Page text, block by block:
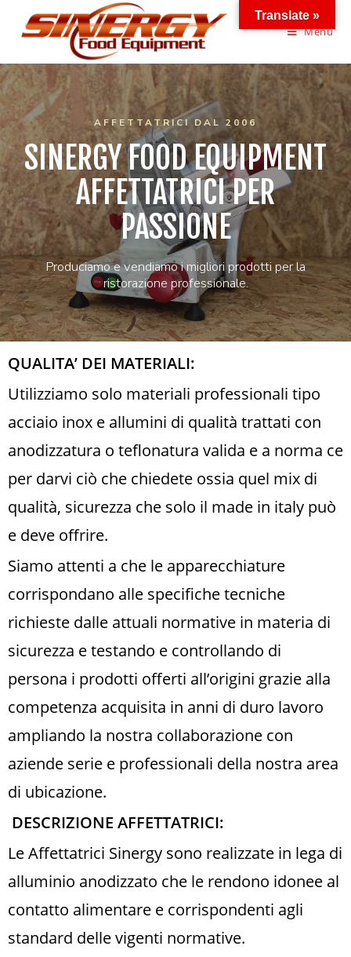
Menu
AFFETTATRICI DAL 2006
SINERGY FOOD EQUIPMENT
AFFETTATRICI PER
PASSIONE
Produciamo e vendiamo i migliori prodotti per la
ristorazione professionale.
QUALITA’ DEI MATERIALI:
Utilizziamo solo materiali professionali tipo
acciaio inox e allumini di qualità trattati con
anodizzatura o teflonatura valida e a norma ce
per darvi ciò che chiedete ossia quel mix di
qualità, sicurezza che solo il made in italy può
e deve offrire.
Siamo attenti a che le apparecchiature
corrispondano alle specifiche tecniche
richieste dalle attuali normative in materia di
sicurezza e testando e controllando di
persona i prodotti offerti all’origini grazie alla
competenza acquisita in anni di duro lavoro
ampliando la nostra collaborazione con
aziende serie e professionali della nostra area
di ubicazione.
DESCRIZIONE AFFETTATRICI:
Le Affettatrici Sinergy sono realizzate in lega di
alluminio anodizzato che le rendono idonee al
contatto alimentare e corrispondenti agli
standard delle vigenti normative.
Translate »